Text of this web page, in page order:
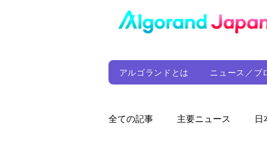
アルゴランドとは ニュース／ブ
全ての記事 主要ニュース 日